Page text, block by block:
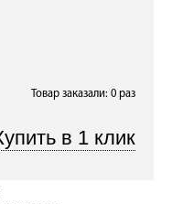
Товар заказали: 0 раз